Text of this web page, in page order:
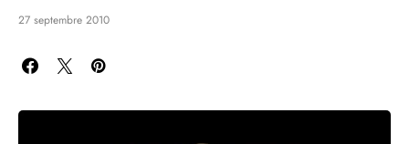
27 septembre 2010